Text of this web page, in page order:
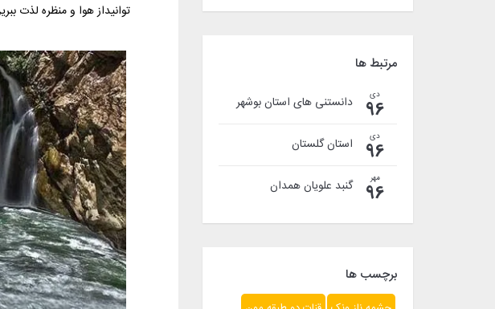
مرتبط ها
دی
96 دانستنی های استان بوشهر
دی
96 استان گلستان
مهر
96 گنبد علویان همدان
برچسب ها
توانیداز هوا و منظره لذت